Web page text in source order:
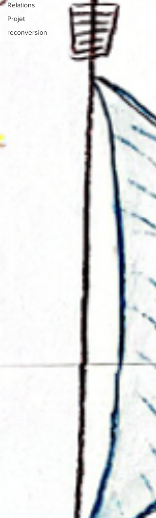
Relations
Projet
reconversion